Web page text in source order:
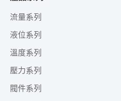
流量系列
液位系列
溫度系列
壓力系列
閥件系列